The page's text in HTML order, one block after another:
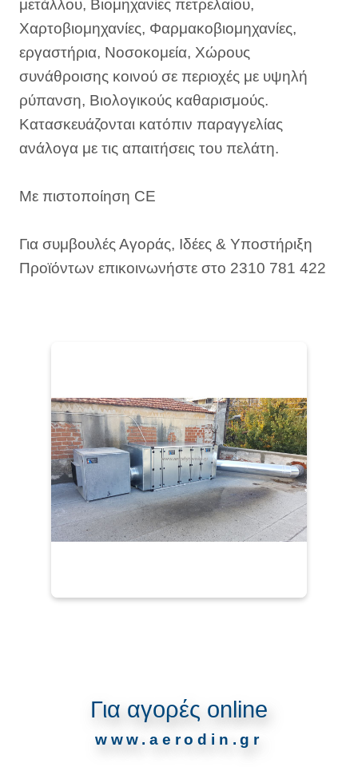
μετάλλου, Βιομηχανίες πετρελαίου,
Χαρτοβιομηχανίες, Φαρμακοβιομηχανίες,
εργαστήρια, Νοσοκομεία, Χώρους
συνάθροισης κοινού σε περιοχές με υψηλή
ρύπανση, Βιολογικούς καθαρισμούς.
Κατασκευάζονται κατόπιν παραγγελίας
ανάλογα με τις απαιτήσεις του πελάτη.
Με πιστοποίηση CE
Για συμβουλές Αγοράς, Ιδέες & Υποστήριξη
Προϊόντων επικοινωνήστε στο 2310 781 422
Για αγορές online
www.aerodin.gr